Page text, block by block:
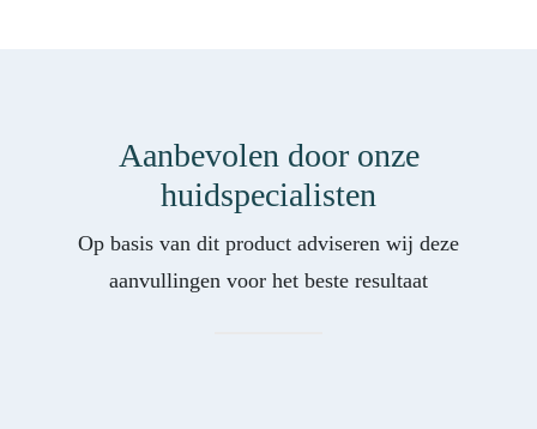
Aanbevolen door onze
huidspecialisten
Op basis van dit product adviseren wij deze
aanvullingen voor het beste resultaat